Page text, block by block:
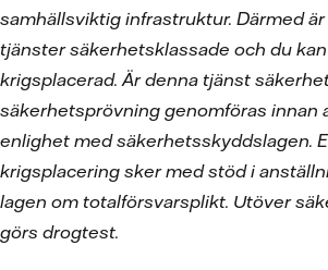
samhällsviktig infrastruktur. Därmed är
tjänster säkerhetsklassade och du
krigsplacerad. Är denna tjänst
säkerhetsprövning genomföras innan
enlighet med säkerhetsskyddslagen.
krigsplacering sker med stöd i
lagen om totalförsvarsplikt. Utöver
görs drogtest.